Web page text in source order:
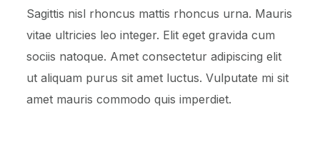
Sagittis nisl rhoncus mattis rhoncus urna. Mauris
vitae ultricies leo integer. Elit eget gravida cum
sociis natoque. Amet consectetur adipiscing elit
ut aliquam purus sit amet luctus. Vulputate mi sit
amet mauris commodo quis imperdiet.